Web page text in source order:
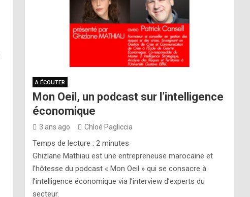
A ÉCOUTER
Mon Oeil, un podcast sur l’intelligence
économique
3 ans ago Chloé Pagliccia
Temps de lecture :2 minutes
Ghizlane Mathiau est une entrepreneuse marocaine et
l’hôtesse du podcast « Mon Oeil » qui se consacre à
l’intelligence économique via l’interview d’experts du
secteur.